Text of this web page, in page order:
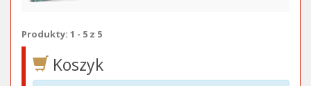
Produkty: 1 - 5 z 5
Koszyk